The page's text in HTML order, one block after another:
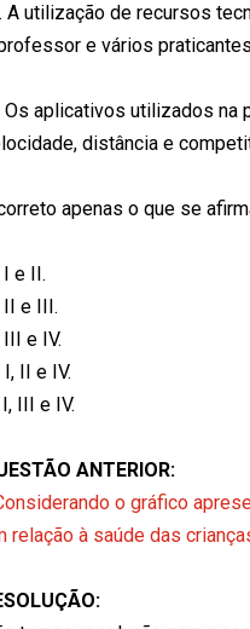
A utilização de recursos
e vários
Os aplicativos utilizados
distância e
apenas o que se
I e II.
II e III.
III e IV.
I, II e IV.
I, III e IV.
ANTERIOR:
o gráfico
relação à saúde das